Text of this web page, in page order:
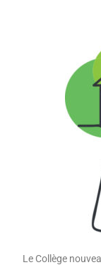
Le Collège